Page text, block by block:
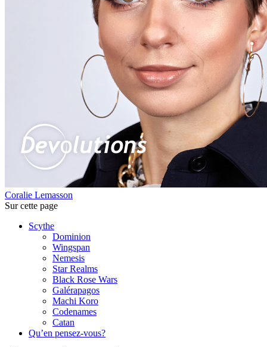
Coralie Lemasson
Sur cette page
Scythe
Dominion
Wingspan
Nemesis
Star Realms
Black Rose Wars
Galérapagos
Machi Koro
Codenames
Catan
Qu’en pensez-vous?